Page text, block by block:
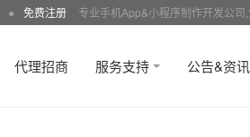
● 免费注册 专业手机App&小程序制作开发公
代理招商 服务支持 公告&资讯